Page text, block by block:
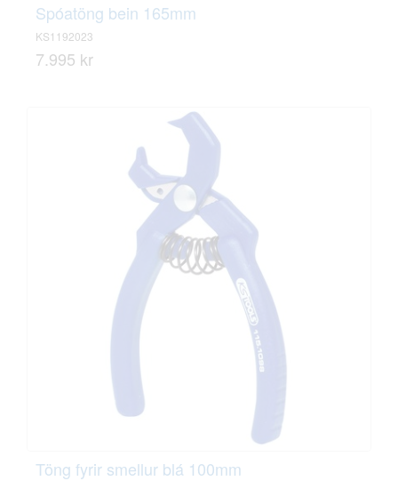
Spóatöng bein 165mm
KS1192023
7.995 kr
Töng fyrir smellur blá 100mm